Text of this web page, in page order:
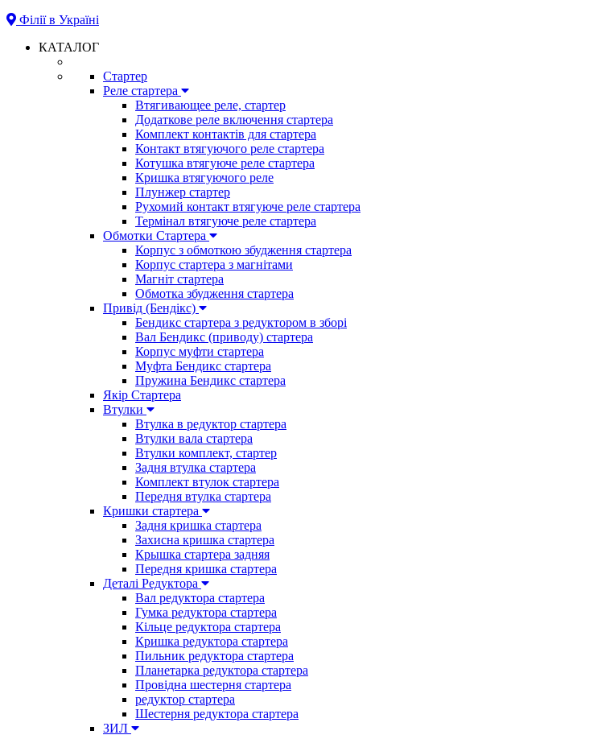
Філії в Україні
КАТАЛОГ
Стартер
Реле стартера
Втягивающее реле, стартер
Додаткове реле включення стартера
Комплект контактів для стартера
Контакт втягуючого реле стартера
Котушка втягуюче реле стартера
Кришка втягуючого реле
Плунжер стартер
Рухомий контакт втягуюче реле стартера
Термінал втягуюче реле стартера
Обмотки Стартера
Корпус з обмоткою збудження стартера
Корпус стартера з магнітами
Магніт стартера
Обмотка збудження стартера
Привід (Бендікс)
Бендикс стартера з редуктором в зборі
Вал Бендикс (приводу) стартера
Корпус муфти стартера
Муфта Бендикс стартера
Пружина Бендикс стартера
Якір Стартера
Втулки
Втулка в редуктор стартера
Втулки вала стартера
Втулки комплект, стартер
Задня втулка стартера
Комплект втулок стартера
Передня втулка стартера
Кришки стартера
Задня кришка стартера
Захисна кришка стартера
Крышка стартера задняя
Передня кришка стартера
Деталі Редуктора
Вал редуктора стартера
Гумка редуктора стартера
Кільце редуктора стартера
Кришка редуктора стартера
Пильник редуктора стартера
Планетарка редуктора стартера
Провідна шестерня стартера
редуктор стартера
Шестерня редуктора стартера
ЗИЛ